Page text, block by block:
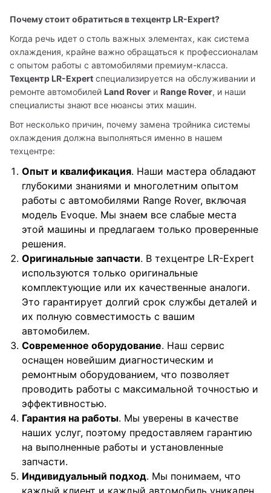
Почему стоит обратиться в техцентр LR-Expert?
Когда речь идет о столь важных элементах, как система
охлаждения, крайне важно обращаться к профессионалам
Техцентр LR-Expert специализируется на обслуживании и
ремонте автомобилей Land Rover и Range Rover, и наши
специалисты знают все нюансы этих машин.
Вот несколько причин, почему замена тройника системы
охлаждения должна выполняться именно в нашем
техцентре:
Опыт и квалификация. Наши мастера обладают
глубокими знаниями и многолетним опытом
работы с автомобилями Range Rover, включая
модель Evoque. Мы знаем все слабые места
этой машины и предлагаем только проверенные
решения.
Оригинальные запчасти. В техцентре LR-Expert
используются только оригинальные
комплектующие или их качественные аналоги.
Это гарантирует долгий срок службы деталей и
их полную совместимость с вашим
автомобилем.
Современное оборудование. Наш сервис
оснащен новейшим диагностическим и
ремонтным оборудованием, что позволяет
проводить работы с максимальной точностью и
эффективностью.
Гарантия на работы. Мы уверены в качестве
наших услуг, поэтому предоставляем гарантию
на выполненные работы и установленные
запчасти.
Индивидуальный подход. Мы понимаем, что